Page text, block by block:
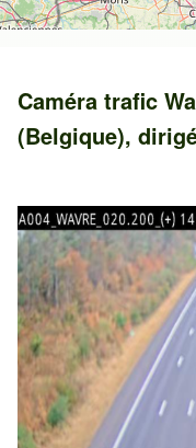
Caméra trafic
(Belgique),